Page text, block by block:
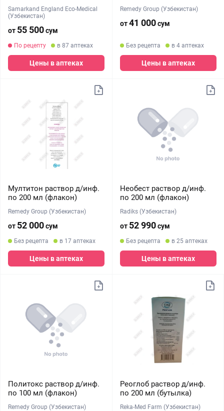
Samarkand England Eco-Medical
(Узбекистан)
от 55 500сум
По рецепту в 87 аптеках
Цены в аптеках
Remedy Group (Узбекистан)
от41 000сум
Без рецепта в 4 аптеках
Цены в аптеках
Мултитон раствор д/инф.
по 200 мл (флакон)
Remedy Group (Узбекистан)
от 52 000сум
Без рецепта в 17 аптеках
Цены в аптеках
Необест раствор д/инф.
по 200 мл (флакон)
Radiks (Узбекистан)
от 52 990сум
Без рецепта в 25 аптеках
Цены в аптеках
Политокс раствор д/инф.
по 100 мл (флакон)
Remedy Group (Узбекистан)
Реоглоб раствор д/инф.
по 200 мл (бутылка)
Reka-Med Farm (Узбекистан)